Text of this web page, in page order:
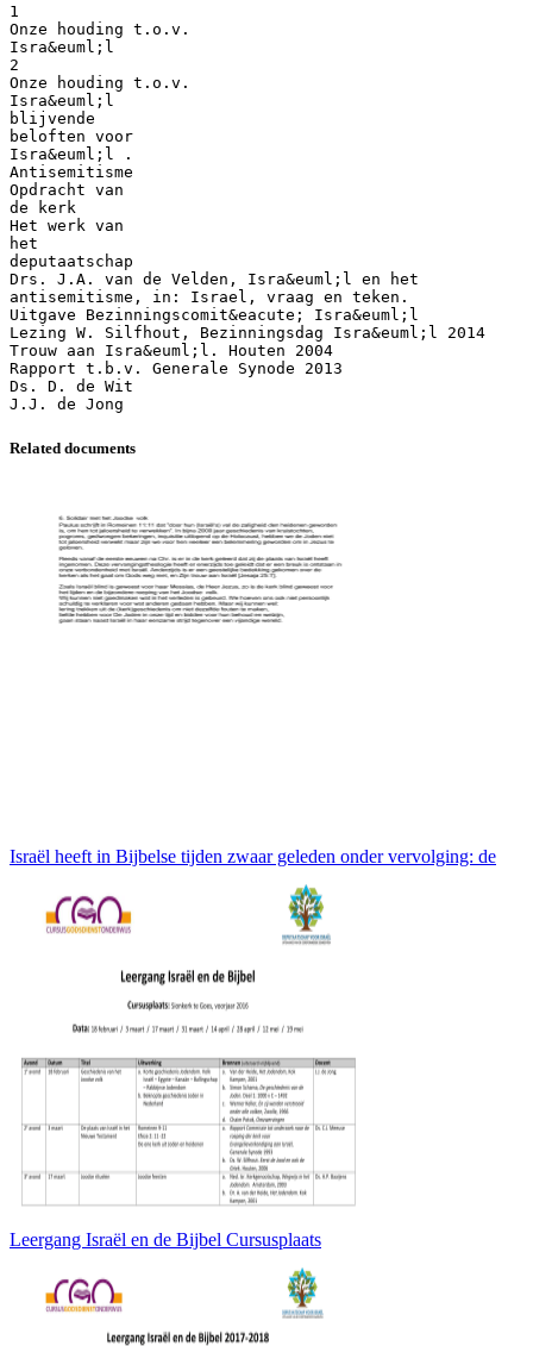
1
Onze houding t.o.v.
Isra&euml;l
2
Onze houding t.o.v.
Isra&euml;l
blijvende
beloften voor
Isra&euml;l .
Antisemitisme
Opdracht van
de kerk
Het werk van
het
deputaatschap
Drs. J.A. van de Velden, Isra&euml;l en het
antisemitisme, in: Israel, vraag en teken.
Uitgave Bezinningscomit&eacute; Isra&euml;l
Lezing W. Silfhout, Bezinningsdag Isra&euml;l 2014
Trouw aan Isra&euml;l. Houten 2004
Rapport t.b.v. Generale Synode 2013
Ds. D. de Wit
Related documents
Israël heeft in Bijbelse tijden zwaar geleden onder vervolging: de
Leergang Israël en de Bijbel Cursusplaats